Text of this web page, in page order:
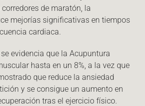
de maratón, la
mejorías significativas en tiempos
cardiaca.
evidencia que la Acupuntura
hasta en un 8%, a la vez que
que reduce la ansiedad
y se consigue un aumento en
tras el ejercicio físico.